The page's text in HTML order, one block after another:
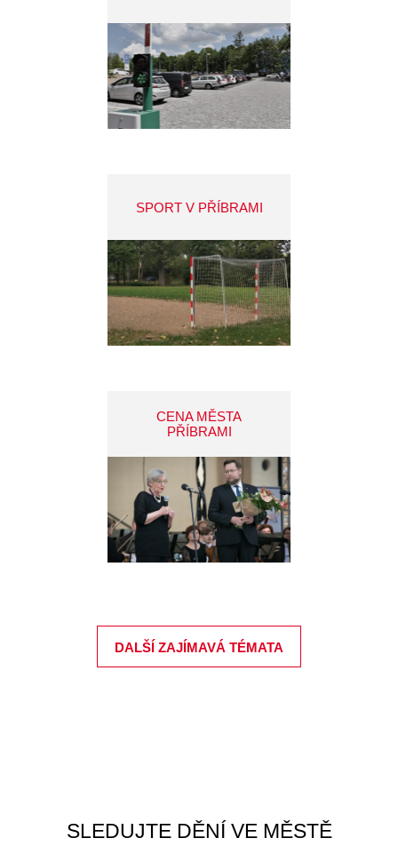
SPORT V PŘÍBRAMI
CENA MĚSTA
PŘÍBRAMI
DALŠÍ ZAJÍMAVÁ TÉMATA
SLEDUJTE DĚNÍ VE MĚSTĚ